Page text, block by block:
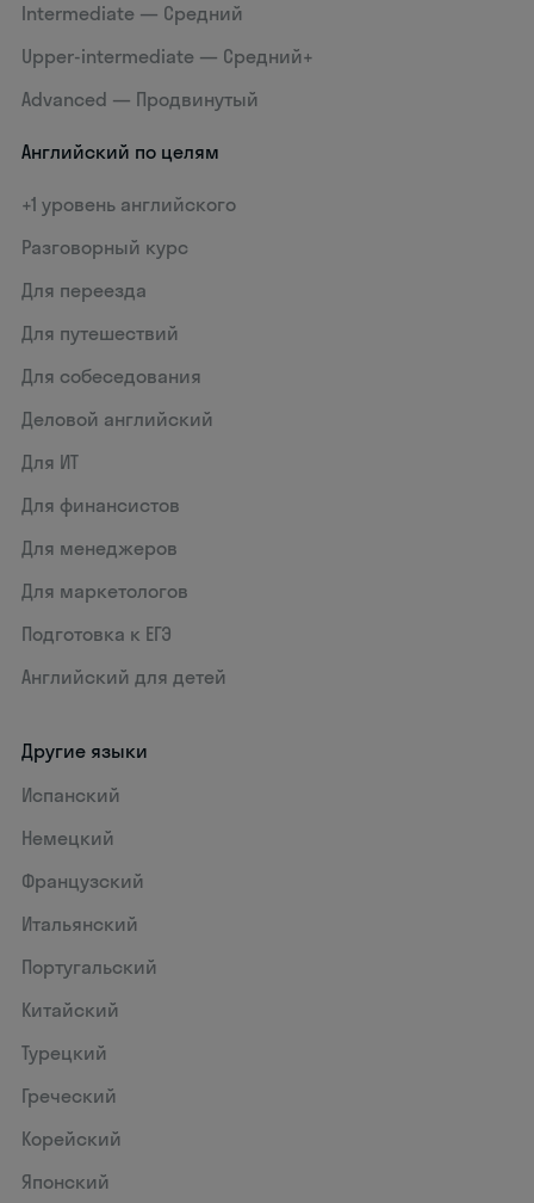
Intermediate — Средний
Upper-intermediate — Средний+
Advanced — Продвинутый
Английский по целям
+1 уровень английского
Разговорный курс
Для переезда
Для путешествий
Для собеседования
Деловой английский
Для ИТ
Для финансистов
Для менеджеров
Для маркетологов
Подготовка к ЕГЭ
Английский для детей
Другие языки
Испанский
Немецкий
Французский
Итальянский
Португальский
Китайский
Турецкий
Греческий
Корейский
Японский